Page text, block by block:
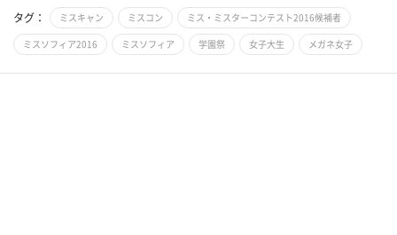
タグ： ミスキャン ミスコン ミス・ミスターコンテスト2016候補者
ミスソフィア2016 ミスソフィア 学園祭 女子大生 メガネ女子